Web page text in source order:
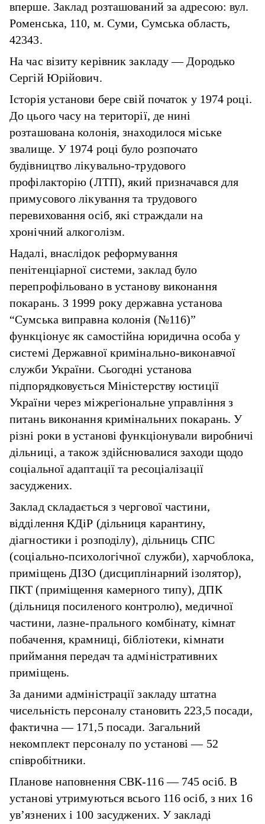
вперше. Заклад розташований за адресою: вул.
Роменська, 110, м. Суми, Сумська область,
42343.
На час візиту керівник закладу — Дородько
Сергій Юрійович.
Історія установи бере свій початок у 1974 році.
До цього часу на території, де нині
розташована колонія, знаходилося міське
звалище. У 1974 році було розпочато
будівництво лікувально-трудового
профілакторію (ЛТП), який призначався для
примусового лікування та трудового
перевиховання осіб, які страждали на
хронічний алкоголізм.
Надалі, внаслідок реформування
пенітенціарної системи, заклад було
перепрофільовано в установу виконання
покарань. З 1999 року державна установа
“Сумська виправна колонія (№116)”
функціонує як самостійна юридична особа у
системі Державної кримінально-виконавчої
служби України. Сьогодні установа
підпорядковується Міністерству юстиції
України через міжрегіональне управління з
питань виконання кримінальних покарань. У
різні роки в установі функціонували виробничі
дільниці, а також здійснювалися заходи щодо
соціальної адаптації та ресоціалізації
засуджених.
Заклад складається з чергової частини,
відділення КДіР (дільниця карантину,
діагностики і розподілу), дільниць СПС
(соціально-психологічної служби), харчоблока,
приміщень ДІЗО (дисциплінарний ізолятор),
ПКТ (приміщення камерного типу), ДПК
(дільниця посиленого контролю), медичної
частини, лазне-прального комбінату, кімнат
побачення, крамниці, бібліотеки, кімнати
приймання передач та адміністративних
приміщень.
За даними адміністрації закладу штатна
чисельність персоналу становить 223,5 посади,
фактична — 171,5 посади. Загальний
некомплект персоналу по установі — 52
співробітники.
Планове наповнення СВК-116 — 745 осіб. В
установі утримуються всього 116 осіб, з них 16
ув’язнених і 100 засуджених. У закладі